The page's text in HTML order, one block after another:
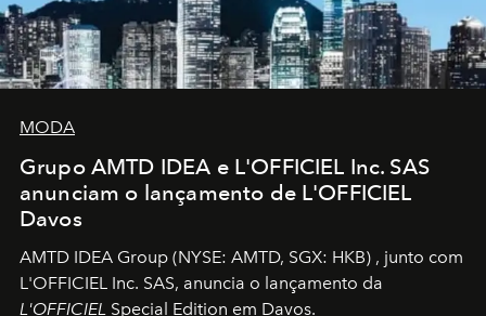
MODA
Grupo AMTD IDEA e L'OFFICIEL Inc. SAS
anunciam o lançamento de L'OFFICIEL
Davos
AMTD IDEA Group (NYSE: AMTD, SGX: HKB) , junto com
L'OFFICIEL Inc. SAS, anuncia o lançamento da
L'OFFICIEL Special Edition em Davos.